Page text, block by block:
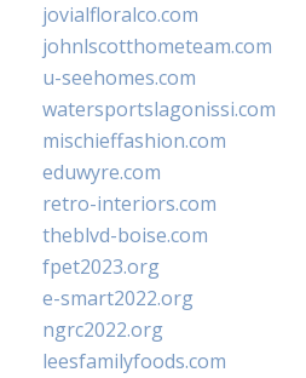
jovialfloralco.com
johnlscotthometeam.com
u-seehomes.com
watersportslagonissi.com
mischieffashion.com
eduwyre.com
retro-interiors.com
theblvd-boise.com
fpet2023.org
e-smart2022.org
ngrc2022.org
leesfamilyfoods.com